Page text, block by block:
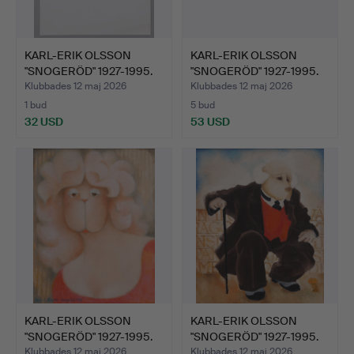
KARL-ERIK OLSSON
"SNOGERÖD" 1927-1995.
ETS…
Klubbades 12 maj 2026
1 bud
32 USD
KARL-ERIK OLSSON
"SNOGERÖD" 1927-1995.
FEM…
Klubbades 12 maj 2026
5 bud
53 USD
KARL-ERIK OLSSON
"SNOGERÖD" 1927-1995.
Klubbades 12 maj 2026
KARL-ERIK OLSSON
"SNOGERÖD" 1927-1995.
Klubbades 12 maj 2026